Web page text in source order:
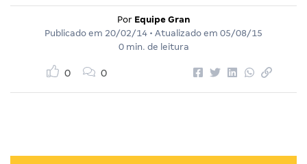
Por Equipe Gran
Publicado em 20/02/14 • Atualizado em 05/08/15
0 min. de leitura
0 0